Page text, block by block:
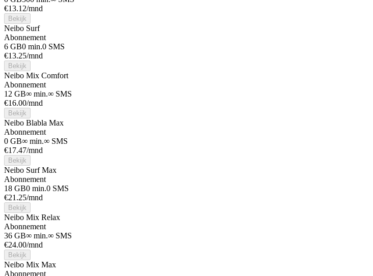
€13.12/mnd
Bekijk
Neibo Surf
Abonnement
6 GB0 min.0 SMS
€13.25/mnd
Bekijk
Neibo Mix Comfort
Abonnement
12 GB∞ min.∞ SMS
€16.00/mnd
Bekijk
Neibo Blabla Max
Abonnement
0 GB∞ min.∞ SMS
€17.47/mnd
Bekijk
Neibo Surf Max
Abonnement
18 GB0 min.0 SMS
€21.25/mnd
Bekijk
Neibo Mix Relax
Abonnement
36 GB∞ min.∞ SMS
€24.00/mnd
Bekijk
Neibo Mix Max
Abonnement